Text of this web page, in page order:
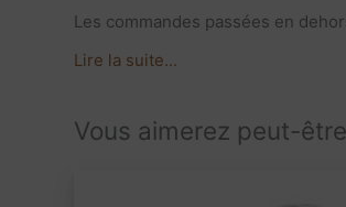
Les commandes passées en
Lire la suite...
Vous aimerez peut-